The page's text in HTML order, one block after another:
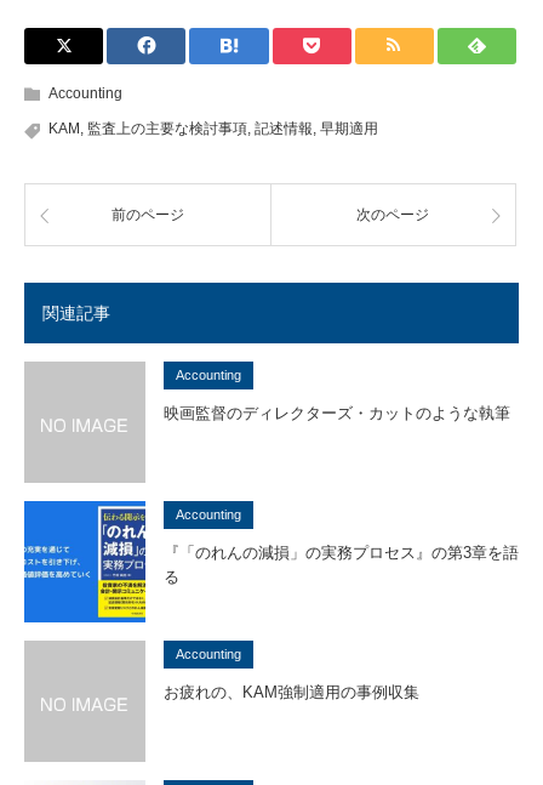
Accounting
KAM , 監査上の主要な検討事項, 記述情報, 早期適用
前のページ 次のページ
関連記事
Accounting
映画監督のディレクターズ・カットのような執筆
Accounting
『「のれんの減損」の実務プロセス』の第3章を語
る
Accounting
お疲れの、KAM強制適用の事例収集